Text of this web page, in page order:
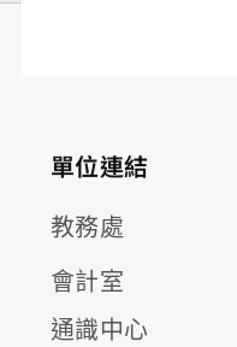
單位連結
教務處
會計室
通識中心